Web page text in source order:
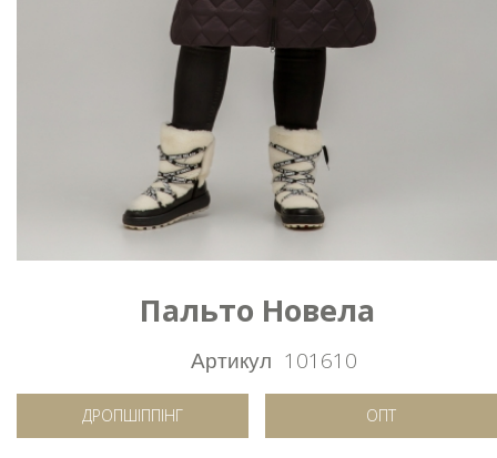
Пальто Новела
Артикул 101610
ДРОПШІППІНГ ОПТ